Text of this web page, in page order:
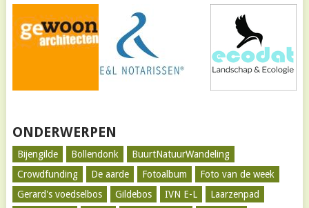
ONDERWERPEN
Bijengilde Bollendonk
BuurtNatuurWandeling
Crowdfunding
De aarde Fotoalbum
Foto van de week
Gerard's voedselbos
Gildebos IVN E-L
Laarzenpad